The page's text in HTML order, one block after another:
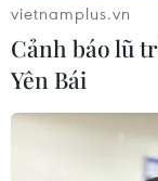
vietnamplus.vn
Cảnh báo lũ
Yên Bái